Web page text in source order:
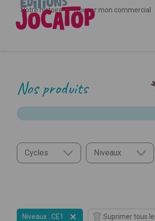
Notre histoire Trouver mon commercial
Nos produits
Cycles Niveaux
CP
Niveaux : CE1  Suprimer tous